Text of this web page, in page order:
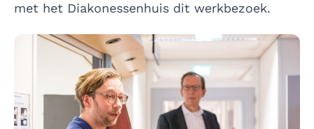
met het Diakonessenhuis dit werkbezoek.